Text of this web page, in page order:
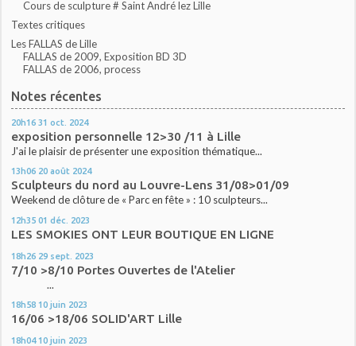
Cours de sculpture # Saint André lez Lille
Textes critiques
Les FALLAS de Lille
FALLAS de 2009, Exposition BD 3D
FALLAS de 2006, process
Notes récentes
20h16 31 oct. 2024
exposition personnelle 12>30 /11 à Lille
J'ai le plaisir de présenter une exposition thématique...
13h06 20 août 2024
Sculpteurs du nord au Louvre-Lens 31/08>01/09
Weekend de clôture de « Parc en fête » : 10 sculpteurs...
12h35 01 déc. 2023
LES SMOKIES ONT LEUR BOUTIQUE EN LIGNE
18h26 29 sept. 2023
7/10 >8/10 Portes Ouvertes de l'Atelier
...
18h58 10 juin 2023
16/06 >18/06 SOLID'ART Lille
18h04 10 juin 2023